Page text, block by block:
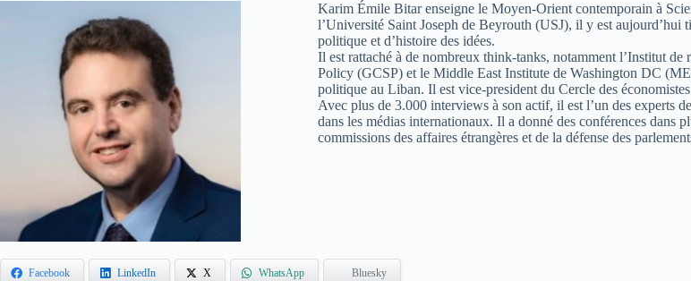
Karim Émile Bitar enseigne le Moyen-Orient contemporain à
l’Université Saint Joseph de Beyrouth (USJ), il y est aujourd’hui
politique et d’histoire des idées.
Il est rattaché à de nombreux think-tanks, notamment l’Institut
Policy (GCSP) et le Middle East Institute de Washington DC
politique au Liban. Il est vice-president du Cercle des
Avec plus de 3.000 interviews à son actif, il est l’un des experts
dans les médias internationaux. Il a donné des conférences dans
commissions des affaires étrangères et de la défense des
Facebook LinkedIn X WhatsApp Bluesky